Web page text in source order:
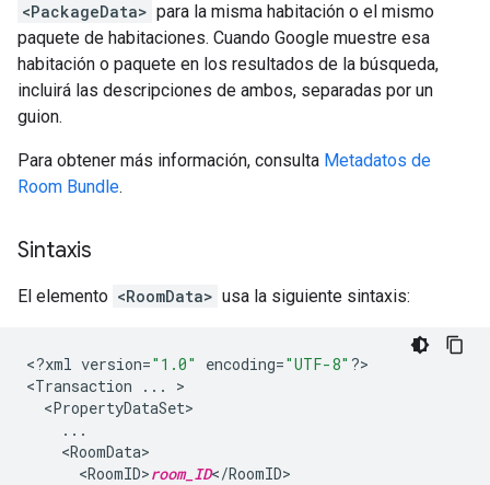
<PackageData> para la misma habitación o el mismo
paquete de habitaciones. Cuando Google muestre esa
habitación o paquete en los resultados de la búsqueda,
incluirá las descripciones de ambos, separadas por un
guion.
Para obtener más información, consulta Metadatos de
Room Bundle.
Sintaxis
El elemento <RoomData> usa la siguiente sintaxis:
<?xml version="1.0" encoding="UTF-8" ?>
<Transaction ...
<PropertyDataSet
...
<RoomData
<RoomID>room_ID</RoomID>